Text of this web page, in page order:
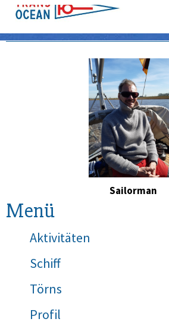
Sailorman
Menü
Aktivitäten
Schiff
Törns
Profil